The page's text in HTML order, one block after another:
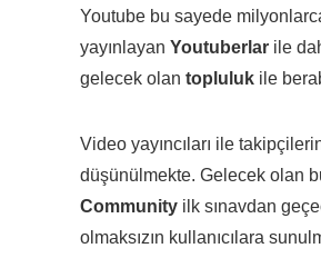
Youtube bu sayede
yayınlayan Youtuberlar ile
gelecek olan topluluk ile
Video yayıncıları ile
düşünülmekte. Gelecek olan
Community ilk sınavdan
olmaksızın kullanıcılara